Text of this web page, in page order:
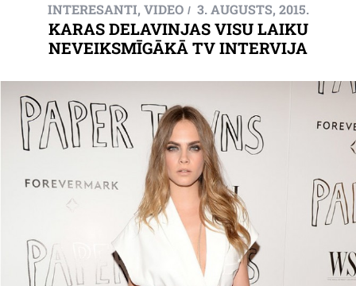
INTERESANTI, VIDEO 3. AUGUSTS, 2015.
KARAS DELAVINJAS VISU LAIKU
NEVEIKSMĪGĀKĀ TV INTERVIJA